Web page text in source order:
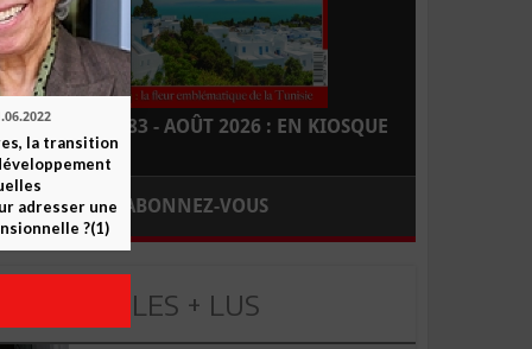
LEADERS N° 183 - AOÛT 2026 : EN KIOSQUE
ABONNEZ-VOUS
LES + LUS
la transition
adresser une
?(1)